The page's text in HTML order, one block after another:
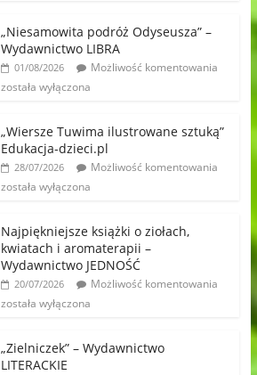
„Niesamowita podróż Odyseusza” –
Wydawnictwo LIBRA
01/08/2026
Możliwość komentowania
została wyłączona
„Wiersze Tuwima ilustrowane sztuką”
Edukacja-dzieci.pl
28/07/2026
Możliwość komentowania
została wyłączona
Najpiękniejsze książki o ziołach,
kwiatach i aromaterapii –
Wydawnictwo JEDNOŚĆ
20/07/2026
Możliwość komentowania
została wyłączona
„Zielniczek” – Wydawnictwo
LITERACKIE